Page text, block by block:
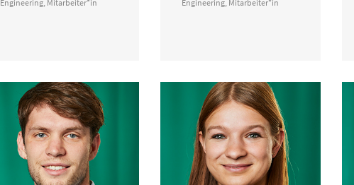
Engineering Mitarbeiter*in
Engineering Mitarbeiter*in